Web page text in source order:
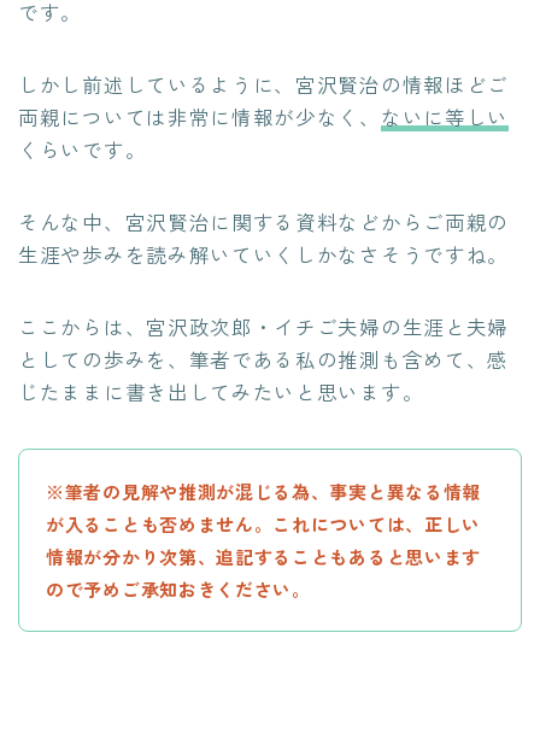
です。
しかし前述しているように、宮沢賢治の情報ほどご
両親については非常に情報が少なく、 ないに等しい
くらいです。
そんな中、宮沢賢治に関する資料などからご両親の
生涯や歩みを読み解いていくしかなさそうですね。
ここからは、宮沢政次郎・イチご夫婦の生涯と夫婦
としての歩みを、筆者である私の推測も含めて、感
じたままに書き出してみたいと思います。
※筆者の見解や推測が混じる為、事実と異なる情報
が入ることも否めません。これについては、正しい
情報が分かり次第、追記することもあると思います
ので予めご承知おきください。